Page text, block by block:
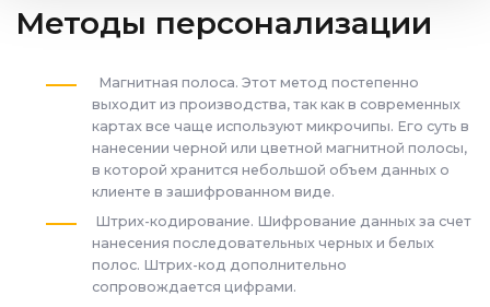
Методы персонализации
Магнитная полоса. Этот метод постепенно
выходит из производства, так как в современных
картах все чаще используют микрочипы. Его суть в
нанесении черной или цветной магнитной полосы,
в которой хранится небольшой объем данных о
клиенте в зашифрованном виде.
Штрих-кодирование. Шифрование данных за счет
нанесения последовательных черных и белых
полос. Штрих-код дополнительно
сопровождается цифрами.